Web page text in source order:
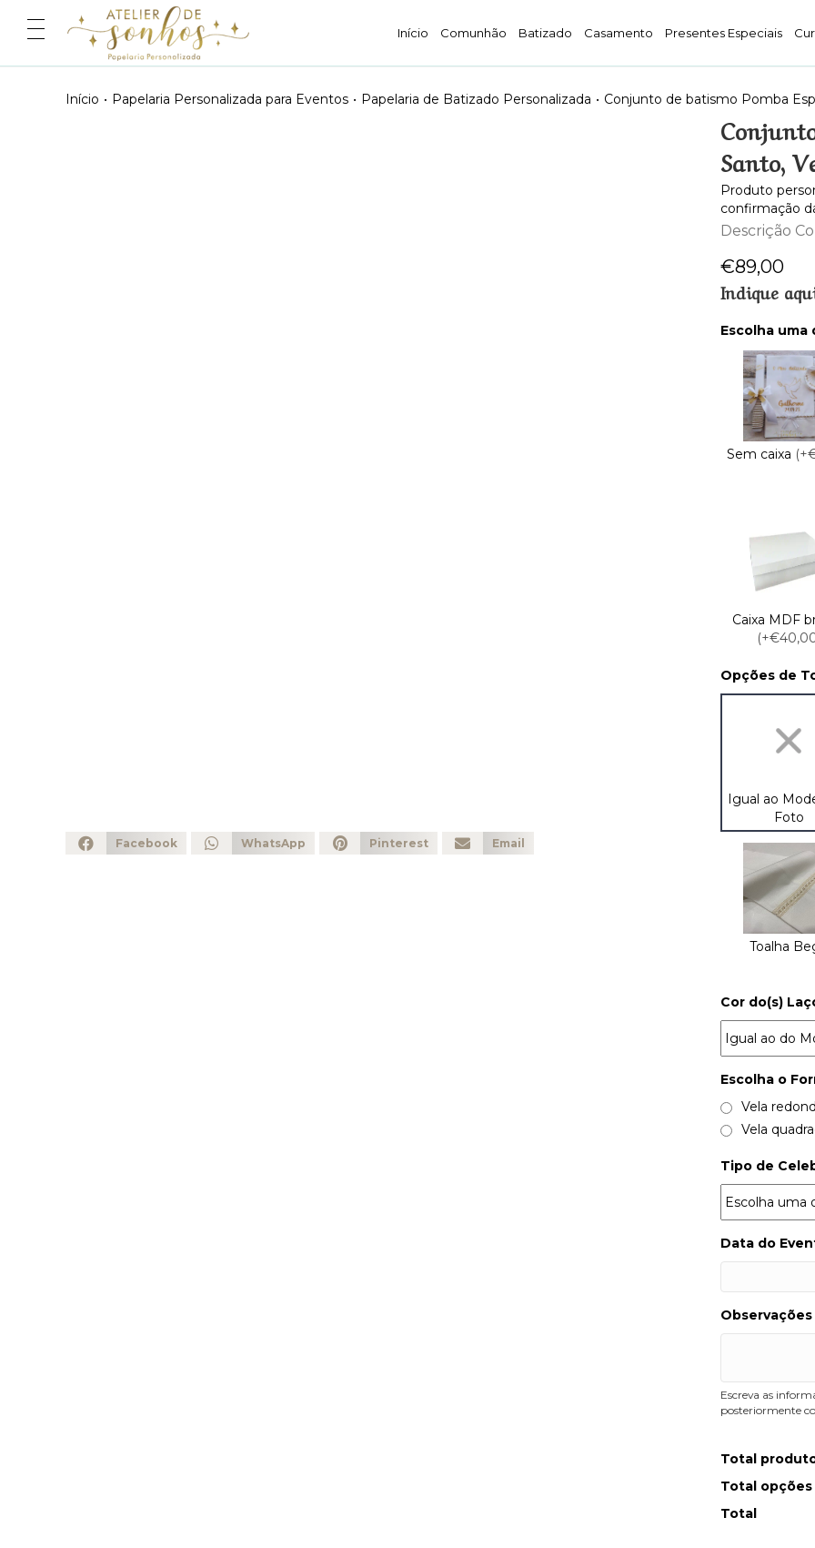
Início Comunhão Batizado Casamento Presentes Especiais
Início • Papelaria Personalizada para Eventos • Papelaria de Batizado Personalizada • Conjunto de batismo Pomba
Facebook WhatsApp Pinterest Email
Santo,
Produto
confirmação
Descrição
€89,00
Indique
Escolha uma
Sem caixa
Caixa MDF
Opções de
Igual ao
Foto
Toalha
Cor do(s)
Escolha o
Vela
Vela
Tipo de
Data do
Observações
Escreva as
posteriormente
Total
Total opções
Total